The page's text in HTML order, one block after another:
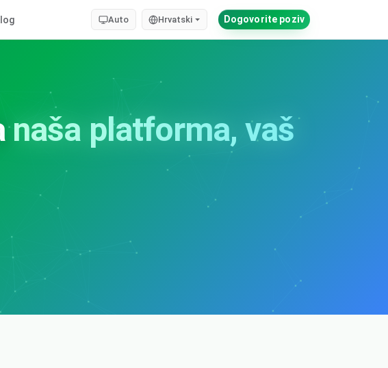
Auto Hrvatski Dogovorite poziv
naša platforma, vaš